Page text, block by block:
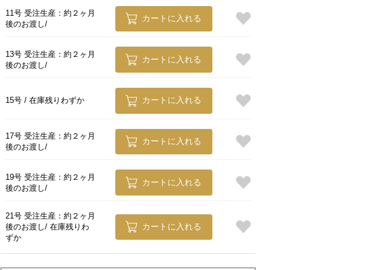
11号 受注生産：約２ヶ月
後のお渡し
カートに入れる
13号 受注生産：約２ヶ月
後のお渡し
カートに入れる
15号 在庫残りわずか カートに入れる
17号 受注生産：約２ヶ月
後のお渡し
カートに入れる
19号 受注生産：約２ヶ月
後のお渡し
カートに入れる
21号 受注生産：約２ヶ月
後のお渡し
在庫残りわ
ずか
カートに入れる